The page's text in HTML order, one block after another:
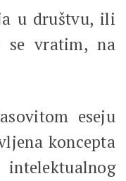
u društvu, ili
se vratim, na
eseju
koncepta